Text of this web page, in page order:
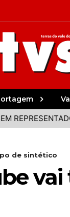
NA
de sintético